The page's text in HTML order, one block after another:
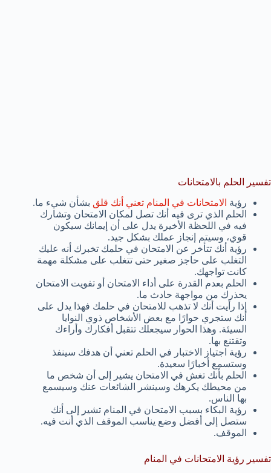
تفسير الحلم بالامتحانات
رؤية الامتحانات في المنام تعني أنك قلق بشأن شيء ما.
الحلم الذي ترى فيه أنك تصل لمكان الامتحان وتشارك
فيه في اللحظة الأخيرة يدل على أن إيمانك سيكون
قوي، وسيتم إنجاز عملك بشكل جيد.
رؤية أنك تتأخر عن الامتحان في حلمك تخبرك أنه عليك
التغلب على حاجز صغير حتى تتغلب على مشكلة مهمة
كانت تواجهك.
الحلم بعدم القدرة على أداء الامتحان أو تفويت الامتحان
يحذرك من مواجهة حادث ما.
إذا رأيت أنك لا تذهب للامتحان في حلمك فهذا يدل على
أنك ستجري حوارًا مع بعض الأشخاص ذوي النوايا
السيئة. وهذا الحوار سيجعلك تتقبل أفكارك وأراءك
وتقتنع بها.
رؤية اجتياز الاختبار في الحلم تعني أن هدفك سينفذ
وستسمع أخبارًا سعيدة.
الحلم بأنك تغش في الامتحان يشير إلى أن شخص ما
من محيطك يكرهك وسينشر الشائعات عنك وسيسمع
بها الناس.
رؤية البكاء بسبب الامتحان في المنام تشير إلى أنك
ستصل إلى أفضل وضع يناسب الموقف الذي أنت فيه.
الموقف.
تفسير رؤية الامتحانات في المنام